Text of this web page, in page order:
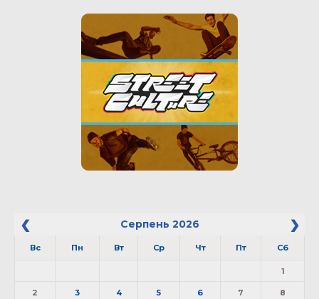
Серпень 2026
Вс Пн Вт Ср Чт Пт Сб
1
2 3 4 5 6 7 8